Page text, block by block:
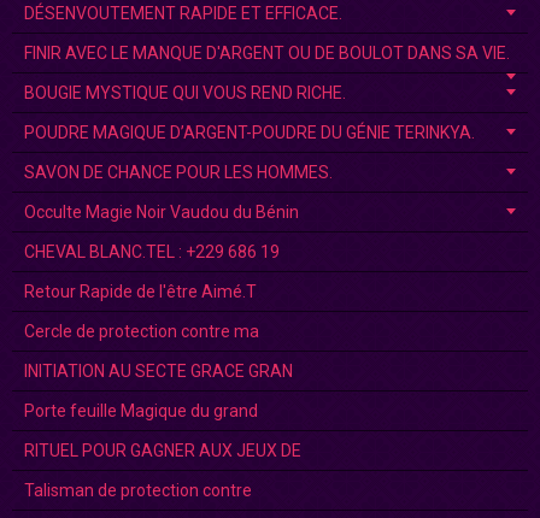
DÉSENVOUTEMENT RAPIDE ET EFFICACE.
FINIR AVEC LE MANQUE D'ARGENT OU DE BOULOT DANS SA VIE.
BOUGIE MYSTIQUE QUI VOUS REND RICHE.
POUDRE MAGIQUE D’ARGENT-POUDRE DU GÉNIE TERINKYA.
SAVON DE CHANCE POUR LES HOMMES.
Occulte Magie Noir Vaudou du Bénin
CHEVAL BLANC.TEL : +229 686 19
Retour Rapide de l'être Aimé.T
Cercle de protection contre ma
INITIATION AU SECTE GRACE GRAN
Porte feuille Magique du grand
RITUEL POUR GAGNER AUX JEUX DE
Talisman de protection contre